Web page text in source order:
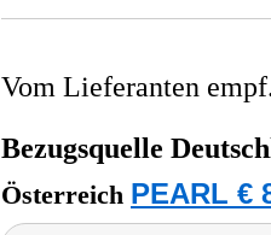
Vom Lieferanten
Bezugsquelle
Österreich PEARL €